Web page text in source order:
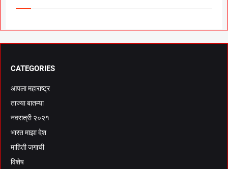
CATEGORIES
आपला महाराष्ट्र
ताज्या बातम्या
नवरात्री २०२१
भारत माझा देश
माहिती जगाची
विशेष